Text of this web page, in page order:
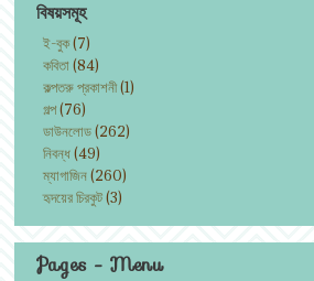
বিষয়সমূহ
ই-বুক(7)
কবিতা(84)
কল্পতরু প্রকাশনী(1)
গল্প(76)
ডাউনলোড(262)
নিবন্ধ(49)
ম্যাগাজিন(260)
হৃদয়ের চিরকুট(3)
Pages - Menu